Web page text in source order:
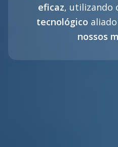
eficaz, utilizando
tecnológico
nossos